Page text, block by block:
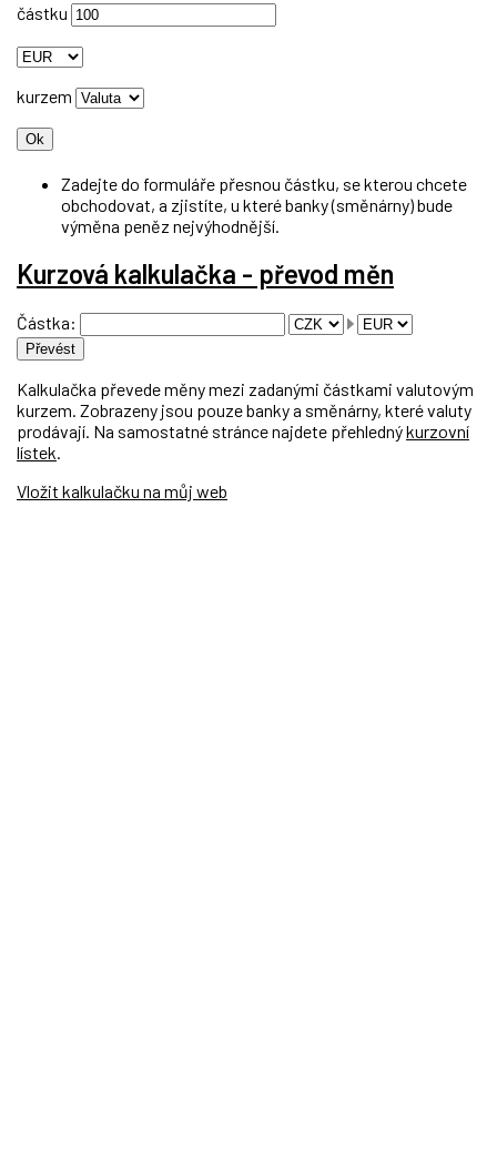
částku
kurzem
Zadejte do formuláře přesnou částku, se kterou chcete
obchodovat, a zjistíte, u které banky (směnárny) bude
výměna peněz nejvýhodnější.
Kurzová kalkulačka - převod měn
Částka:
Kalkulačka převede měny mezi zadanými částkami valutovým
kurzem. Zobrazeny jsou pouze banky a směnárny, které valuty
prodávají. Na samostatné stránce najdete přehlednýkurzovní
lístek.
Vložit kalkulačku na můj web